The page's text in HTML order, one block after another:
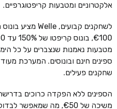
אלקטרוניים ומטבעות קריפטוגרפיים.
מטבעות נאמנות שנצברים על כל
ספינים חינם ובונוסים. המערכת
שחקנים פעילים.
משיכה של €50, מה